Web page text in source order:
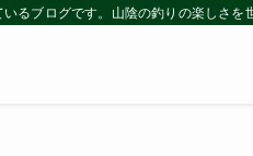
るブログです。山陰の釣りの楽しさを